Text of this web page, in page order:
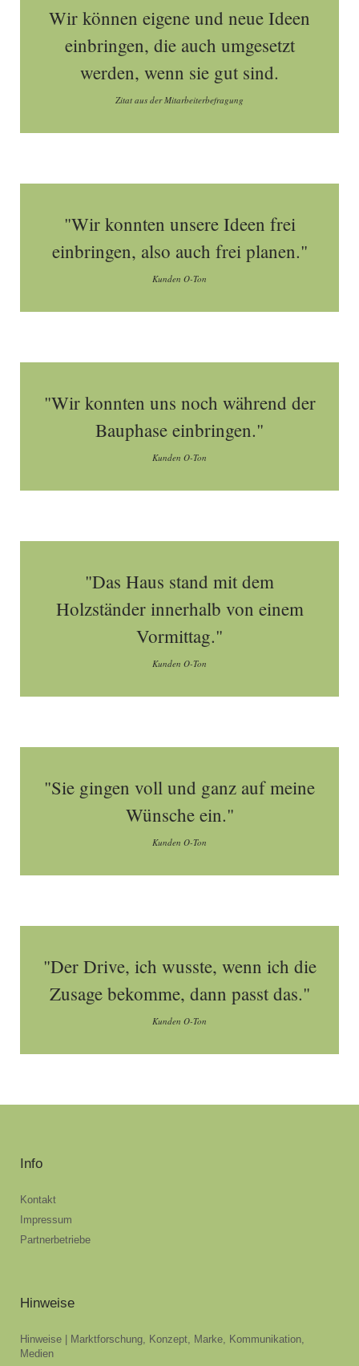
Wir können eigene und neue Ideen
einbringen, die auch umgesetzt
werden, wenn sie gut sind.
Zitat aus der Mitarbeiterbefragung
"Wir konnten unsere Ideen frei
einbringen, also auch frei planen."
Kunden O-Ton
"Wir konnten uns noch während der
Bauphase einbringen."
Kunden O-Ton
"Das Haus stand mit dem
Holzständer innerhalb von einem
Vormittag."
Kunden O-Ton
"Sie gingen voll und ganz auf meine
Wünsche ein."
Kunden O-Ton
"Der Drive, ich wusste, wenn ich die
Zusage bekomme, dann passt das."
Kunden O-Ton
Info
Kontakt
Impressum
Partnerbetriebe
Hinweise
Hinweise | Marktforschung, Konzept, Marke, Kommunikation,
Medien